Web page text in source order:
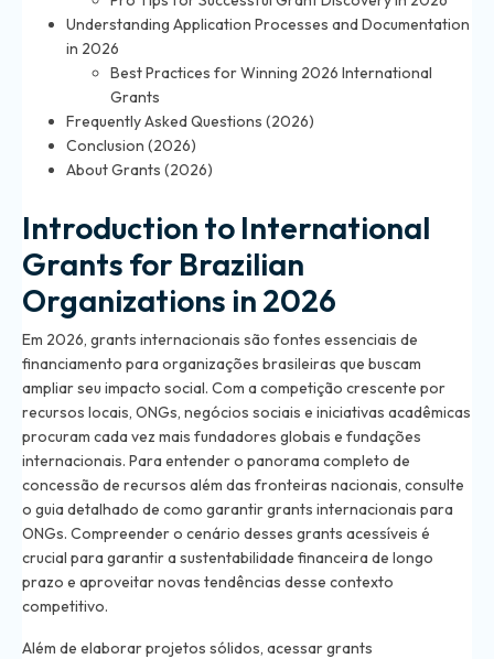
Understanding Application Processes and Documentation
in 2026
Best Practices for Winning 2026 International
Grants
Frequently Asked Questions (2026)
Conclusion (2026)
About Grants (2026)
Introduction to International
Grants for Brazilian
Organizations in 2026
Em 2026, grants internacionais são fontes essenciais de
financiamento para organizações brasileiras que buscam
ampliar seu impacto social. Com a competição crescente por
recursos locais, ONGs, negócios sociais e iniciativas acadêmicas
procuram cada vez mais fundadores globais e fundações
internacionais. Para entender o panorama completo de
concessão de recursos além das fronteiras nacionais, consulte
o guia detalhado de como garantir grants internacionais para
ONGs. Compreender o cenário desses grants acessíveis é
crucial para garantir a sustentabilidade financeira de longo
prazo e aproveitar novas tendências desse contexto
competitivo.
Além de elaborar projetos sólidos, acessar grants